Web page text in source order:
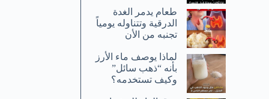
طعام يدمر الغدة
الدرقية وتتناوله يومياً
تجنبه من الأن
لماذا يوصف ماء الأرز
بأنه “ذهب سائل”
وكيف تستخدمه؟